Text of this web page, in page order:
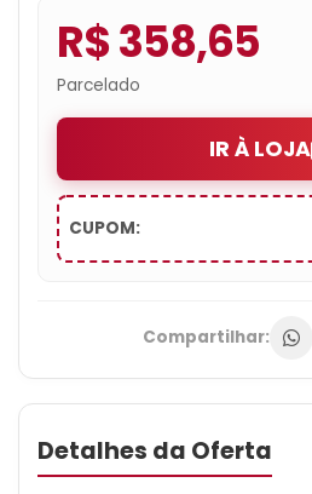
R$ 358,65
Parcelado
IR À LOJA
CUPOM:
Compartilhar:
Detalhes da Oferta